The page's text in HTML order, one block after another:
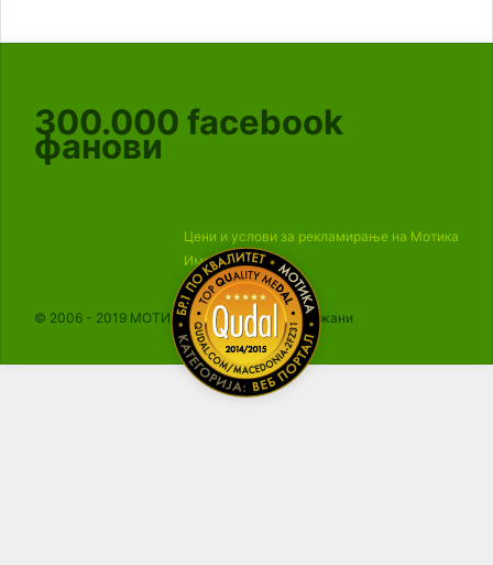
300.000 facebook
фанови
Цени и услови за рекламирање на Мотика
Импресум
© 2006 - 2019 МОТИКА, Сите права се задржани